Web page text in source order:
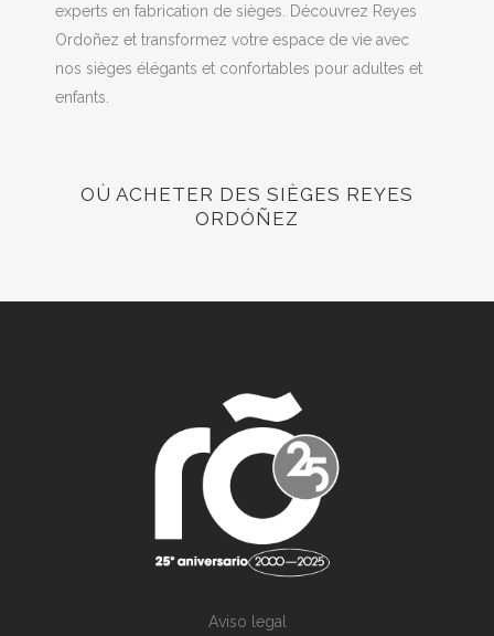
experts en fabrication de sièges. Découvrez Reyes
Ordoñez et transformez votre espace de vie avec
nos sièges élégants et confortables pour adultes et
enfants.
OÙ ACHETER DES SIÈGES REYES
ORDÓÑEZ
Aviso legal